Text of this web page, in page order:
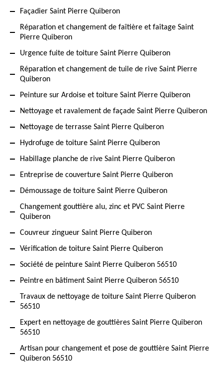
Façadier Saint Pierre Quiberon
Réparation et changement de faîtière et faîtage Saint
Pierre Quiberon
Urgence fuite de toiture Saint Pierre Quiberon
Réparation et changement de tuile de rive Saint Pierre
Quiberon
Peinture sur Ardoise et toiture Saint Pierre Quiberon
Nettoyage et ravalement de façade Saint Pierre Quiberon
Nettoyage de terrasse Saint Pierre Quiberon
Hydrofuge de toiture Saint Pierre Quiberon
Habillage planche de rive Saint Pierre Quiberon
Entreprise de couverture Saint Pierre Quiberon
Démoussage de toiture Saint Pierre Quiberon
Changement gouttière alu, zinc et PVC Saint Pierre
Quiberon
Couvreur zingueur Saint Pierre Quiberon
Vérification de toiture Saint Pierre Quiberon
Société de peinture Saint Pierre Quiberon 56510
Peintre en bâtiment Saint Pierre Quiberon 56510
Travaux de nettoyage de toiture Saint Pierre Quiberon
56510
Expert en nettoyage de gouttières Saint Pierre Quiberon
56510
Artisan pour changement et pose de gouttière Saint Pierre
Quiberon 56510